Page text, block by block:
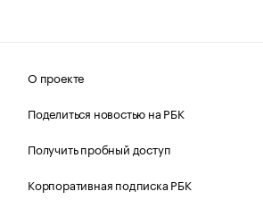
О проекте
Поделиться новостью на РБК
Получить пробный доступ
Корпоративная подписка РБК